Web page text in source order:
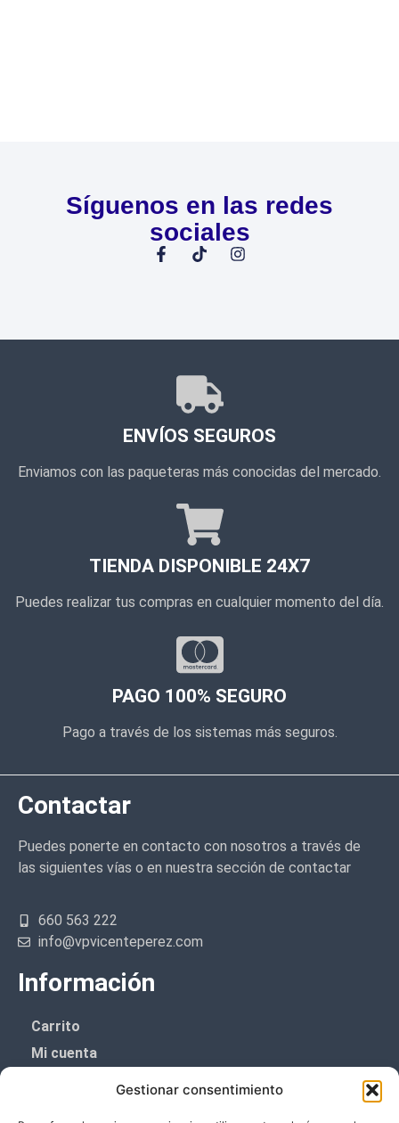
Gestionar consentimiento
Síguenos en las redes
sociales
ENVÍOS SEGUROS
Enviamos con las paqueteras más conocidas del mercado.
TIENDA DISPONIBLE 24X7
Puedes realizar tus compras en cualquier momento del día.
PAGO 100% SEGURO
Pago a través de los sistemas más seguros.
Contactar
Puedes ponerte en contacto con nosotros a través de
las siguientes vías o en nuestra sección de contactar
660 563 222
info@vpvicenteperez.com
Información
Carrito
Mi cuenta